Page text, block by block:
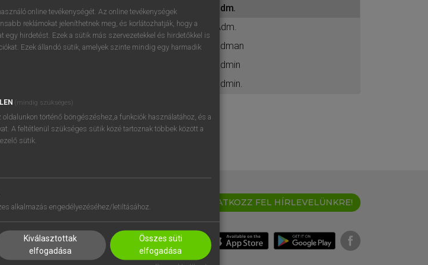
próbaverziójának elindításához
regisztrálok ésbelépek.
REGISZTRÁCIÓ
adm.
Adm.
adman
admin
admin.
BEÁLLÍTÁSOK
IRATKOZZ FEL HÍRLEVELÜNKRE!
online tevékenységét. Az online tevékenységek
reklámokat jeleníthetnek meg, és korlátozhatják, hogy a
egy hirdetést. Ezek a sütik más szervezetekkel és hirdetőkkel is
Ezek állandó sütik, amelyek szinte mindig egy harmadik
(mindig szükséges)
oldalunkon történő böngészéshez,a funkciók használatához, és a
A feltétlenül szükséges sütik közé tartoznak többek között a
sütik.
alkalmazás engedélyezéséhez/letiltásához.
Kiválasztottak
elfogadása
Összes süti
elfogadása